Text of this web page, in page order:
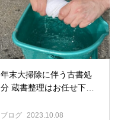
年末大掃除に伴う古書処
分 蔵書整理はお任せ下さ
張買取専門店
ブログ 2023.10.08